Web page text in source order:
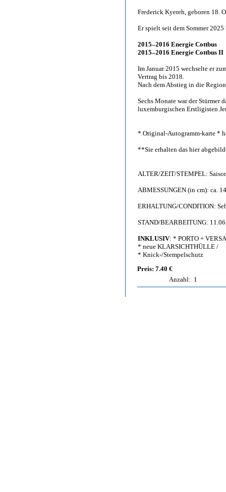
Frederick Kyereh, geboren 18.
Er spielt seit dem Sommer
2015–2016 Energie Cottbus
2015–2016 Energie Cottbus II
Im Januar 2015 wechselte er
Vertrag bis 2018.
Nach dem Abstieg in die
Sechs Monate war der Stürmer
luxemburgischen Erstligisten
* Original-Autogramm-karte *
**Sie erhalten das hier
ALTER/ZEIT/STEMPEL:
ABMESSUNGEN (in cm): ca.
ERHALTUNG/CONDITION:
STAND/BEARBEITUNG:
INKLUSIV: * PORTO +
* neue KLARSICHTHÜLLE /
* Knick-/Stempelschutz
Preis: 7.40 €
Anzahl: 1